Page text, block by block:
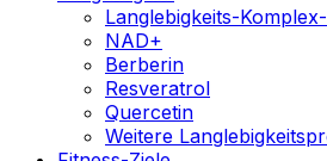
Langlebigkeits-
NAD+
Berberin
Resveratrol
Quercetin
Weitere